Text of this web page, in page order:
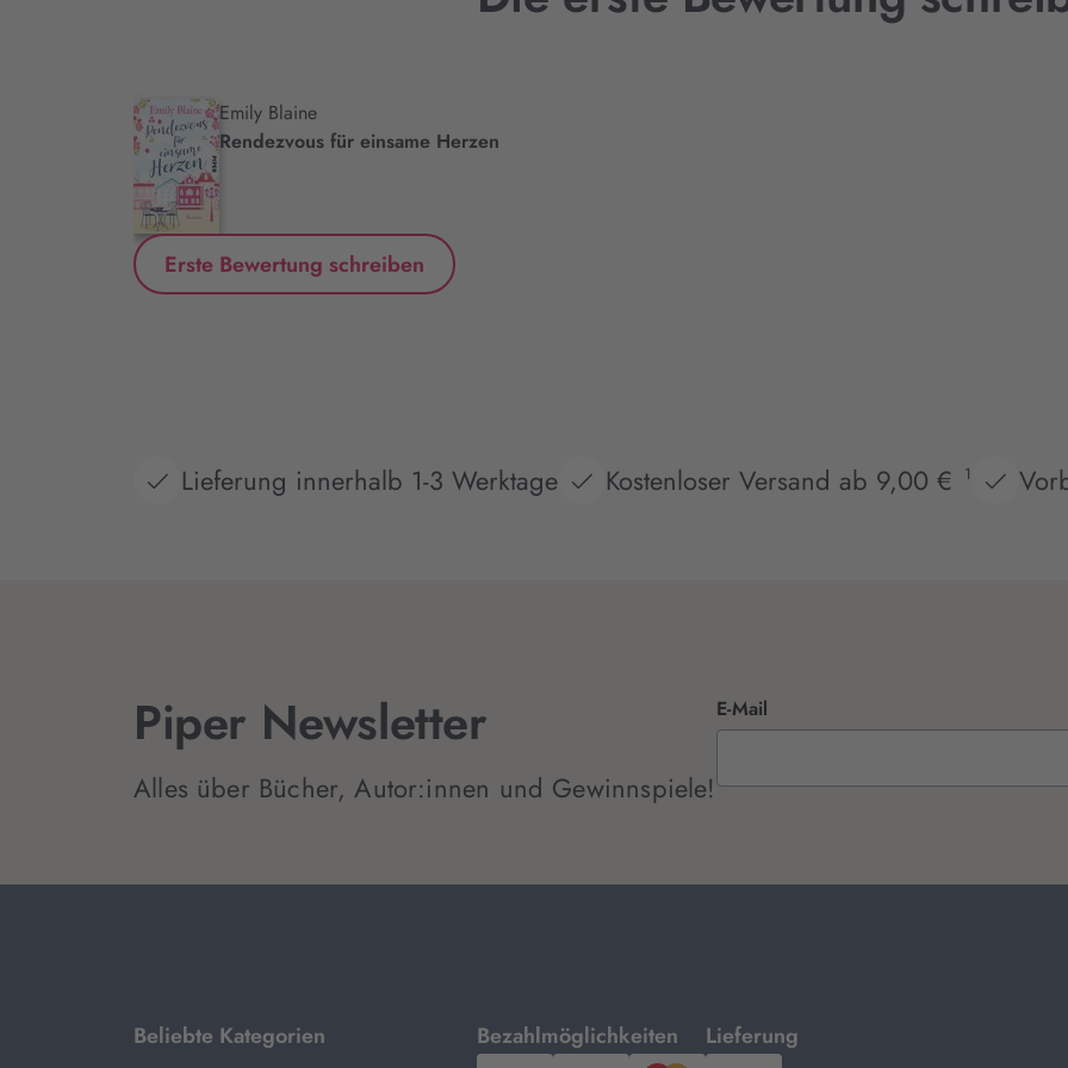
Emily Blaine
Rendezvous für einsame Herzen
Erste Bewertung schreiben
Lieferung innerhalb 1-3 Werktage Kostenloser Versand ab 9,00 € 1
Piper Newsletter
Alles über Bücher, Autor:innen und Gewinnspiele!
E-Mail
Beliebte Kategorien Bezahlmöglichkeiten
mit
Lieferung
mit